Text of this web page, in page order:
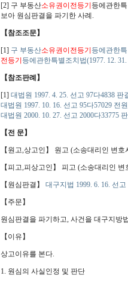
[2] 구 부동산소유권이전등기 등에관한
보아 원심판결을 파기한 사례.
【참조조문】
[1] 구 부동산소유권이전등기 등에관한
전등기 등에관한특별조치법(1977. 12.
【참조판례】
[1] 대법원 1997. 4. 25. 선고 97다4838 판
대법원 1997. 10. 16. 선고 95다57029 전
대법원 2000. 10. 27. 선고 2000다33775
【전 문】
【원고,상고인】 원고 (소송대리인 변호
【피고,피상고인】 피고 (소송대리인 변
【원심판결】 대구지법 1999. 6. 16. 선
【주문】
원심판결을 파기하고, 사건을 대구지방
【이유】
상고이유를 본다.
1. 원심의 사실인정 및 판단